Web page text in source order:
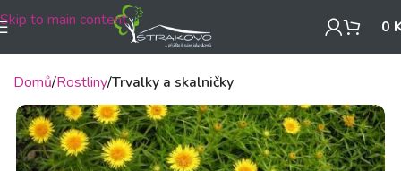
Skip to main content 0
Domů Rostliny Trvalky a skalničky